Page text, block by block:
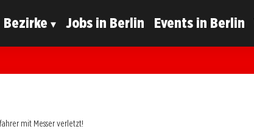
Bezirke Jobs in Berlin Events in Berlin
mit Messer verletzt!